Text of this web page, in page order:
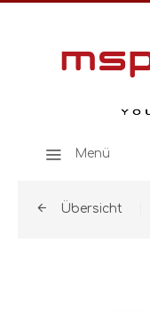
Menü
Übersicht